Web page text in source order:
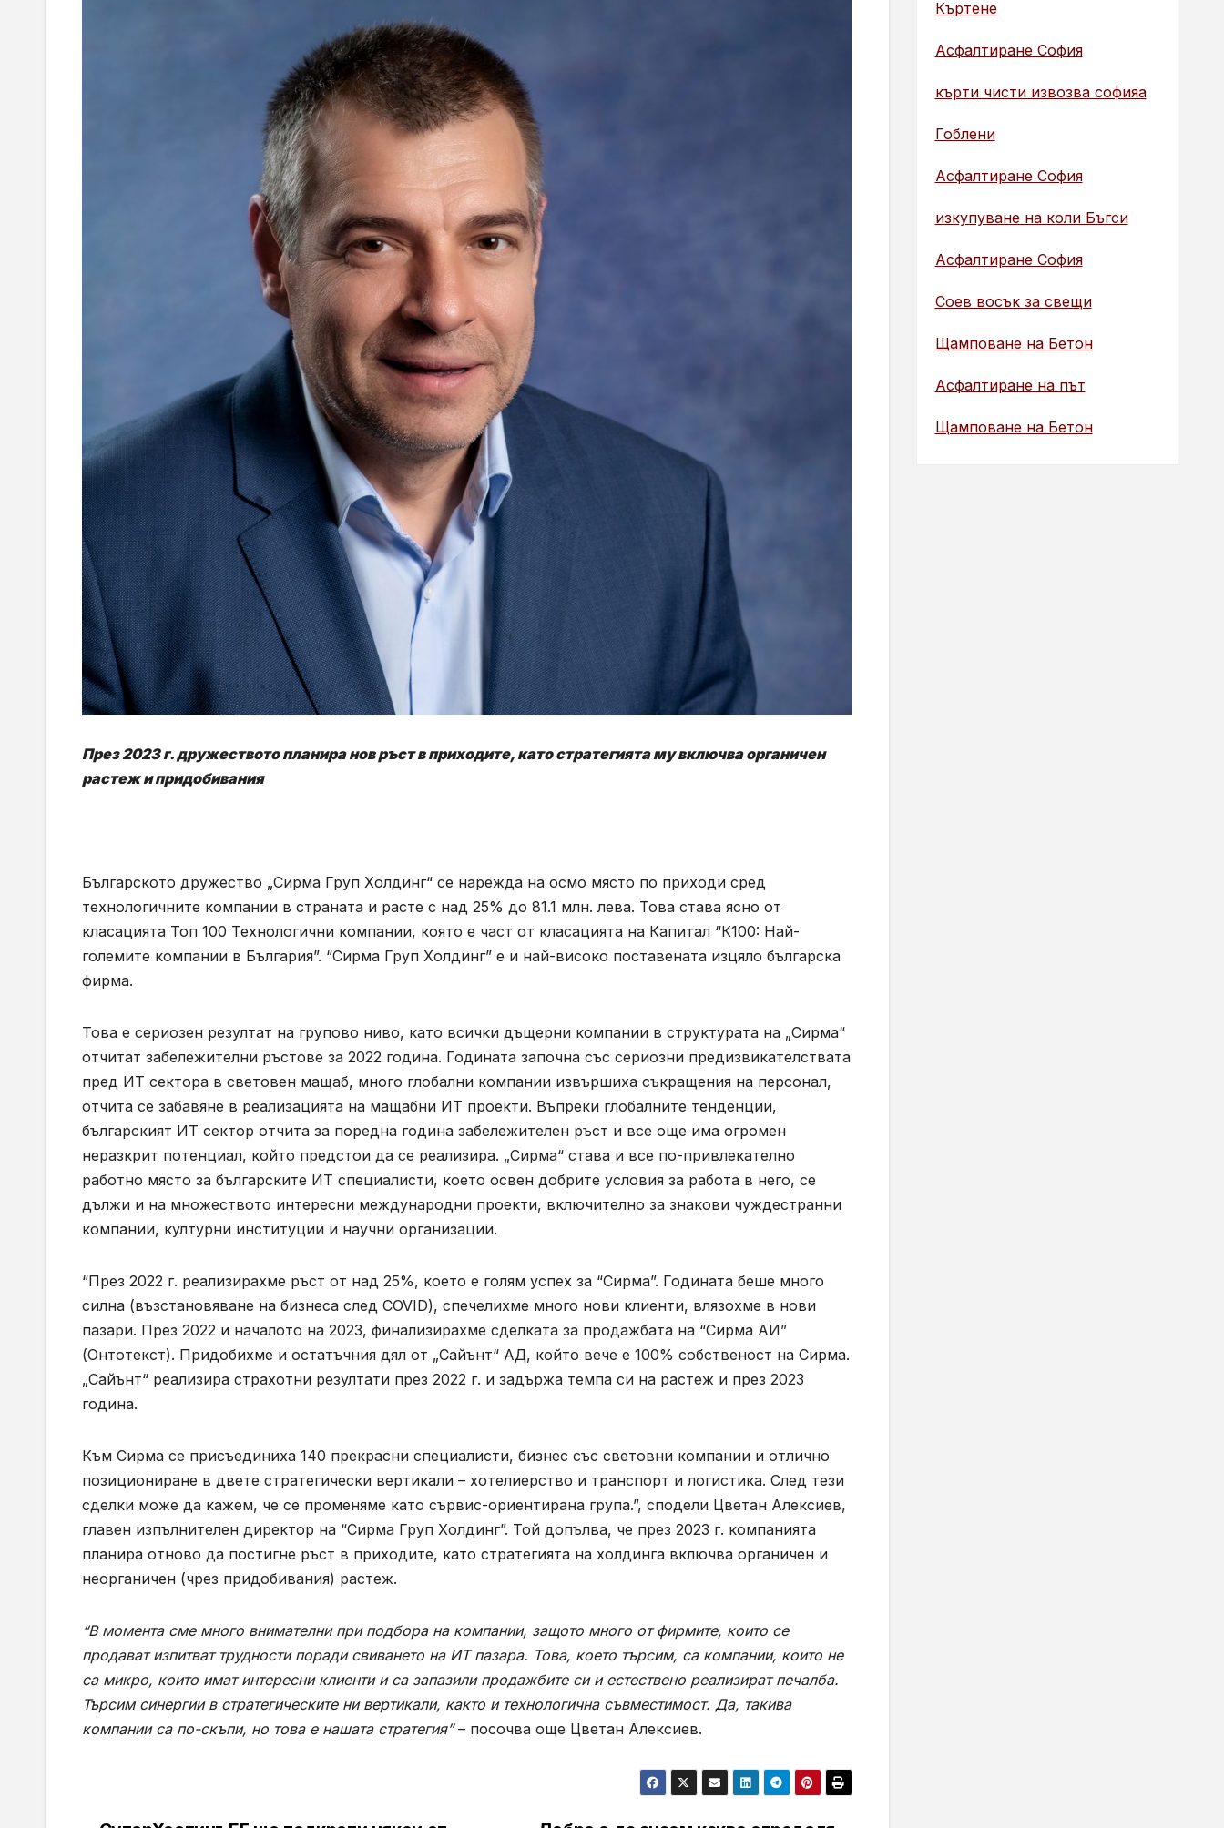
През 2023 г. дружеството планира нов ръст в приходите, като стратегията му включва органичен
растеж и придобивания
Българското дружество „Сирма Груп Холдинг“ се нарежда на осмо място по приходи сред
технологичните компании в страната и расте с над 25% до 81.1 млн. лева. Това става ясно от
класацията Топ 100 Технологични компании, която е част от класацията на Капитал “К100: Най-
големите компании в България”. “Сирма Груп Холдинг” е и най-високо поставената изцяло българска
фирма.
Това е сериозен резултат на групово ниво, като всички дъщерни компании в структурата на „Сирма“
отчитат забележителни ръстове за 2022 година. Годината започна със сериозни предизвикателствата
пред ИТ сектора в световен мащаб, много глобални компании извършиха съкращения на персонал,
отчита се забавяне в реализацията на мащабни ИТ проекти. Въпреки глобалните тенденции,
българският ИТ сектор отчита за поредна година забележителен ръст и все още има огромен
неразкрит потенциал, който предстои да се реализира. „Сирма“ става и все по-привлекателно
работно място за българските ИТ специалисти, което освен добрите условия за работа в него, се
дължи и на множеството интересни международни проекти, включително за знакови чуждестранни
компании, културни институции и научни организации.
“През 2022 г. реализирахме ръст от над 25%, което е голям успех за “Сирма”. Годината беше много
силна (възстановяване на бизнеса след COVID), спечелихме много нови клиенти, влязохме в нови
пазари. През 2022 и началото на 2023, финализирахме сделката за продажбата на “Сирма АИ”
(Онтотекст). Придобихме и остатъчния дял от „Сайънт“ АД, който вече е 100% собственост на Сирма.
„Сайънт“ реализира страхотни резултати през 2022 г. и задържа темпа си на растеж и през 2023
година.
Към Сирма се присъединиха 140 прекрасни специалисти, бизнес със световни компании и отлично
позициониране в двете стратегически вертикали – хотелиерство и транспорт и логистика. След тези
сделки може да кажем, че се променяме като сървис-ориентирана група.”, сподели Цветан Алексиев,
главен изпълнителен директор на “Сирма Груп Холдинг”. Той допълва, че през 2023 г. компанията
планира отново да постигне ръст в приходите, като стратегията на холдинга включва органичен и
неорганичен (чрез придобивания) растеж.
“В момента сме много внимателни при подбора на компании, защото много от фирмите, които се
продават изпитват трудности поради свиването на ИТ пазара. Това, което търсим, са компании, които не
са микро, които имат интересни клиенти и са запазили продажбите си и естествено реализират печалба.
Търсим синергии в стратегическите ни вертикали, както и технологична съвместимост. Да, такива
компании са по-скъпи, но това е нашата стратегия”– посочва още Цветан Алексиев.
Къртене
Асфалтиране София
кърти чисти извозва софияа
Гоблени
Асфалтиране София
изкупуване на коли Бъгси
Асфалтиране София
Соев восък за свещи
Щамповане на Бетон
Асфалтиране на път
Щамповане на Бетон